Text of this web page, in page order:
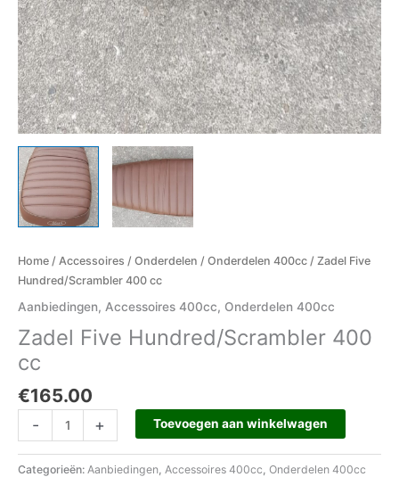
Home / Accessoires / Onderdelen / Onderdelen 400cc / Zadel Five
Hundred/Scrambler 400 cc
Aanbiedingen, Accessoires 400cc, Onderdelen 400cc
Zadel Five Hundred/Scrambler 400
cc
€165.00
- + Toevoegen aan winkelwagen
Categorieën: Aanbiedingen Accessoires 400cc Onderdelen 400cc